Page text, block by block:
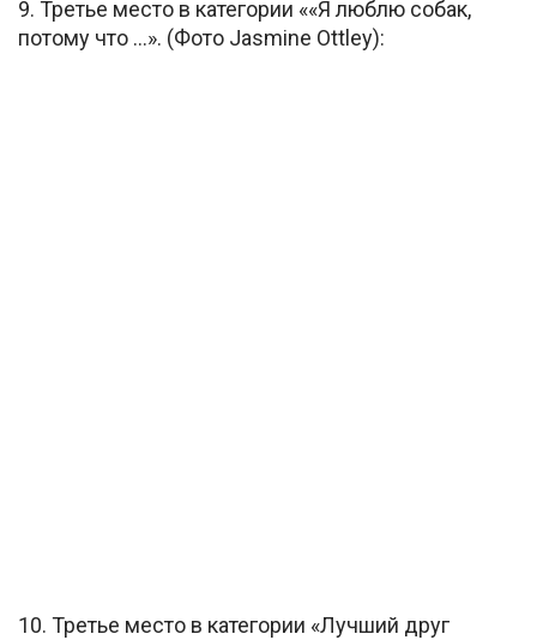
9. Третье место в категории ««Я люблю собак,
потому что …». (Фото Jasmine Ottley):
10. Третье место в категории «Лучший друг